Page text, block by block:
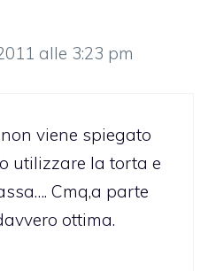
alle 3:23 pm
viene spiegato
utilizzare la torta e
Cmq,a parte
ottima.